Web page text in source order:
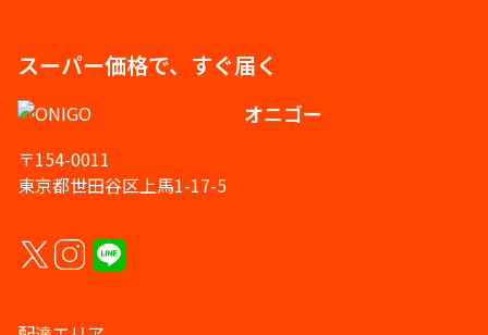
スーパー価格で、すぐ届く
オニゴー
〒154-0011
東京都世田谷区上馬1-17-5